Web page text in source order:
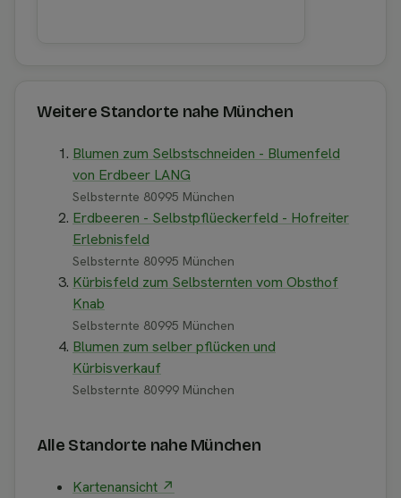
Weitere Standorte nahe München
Blumen zum Selbstschneiden - Blumenfeld
von Erdbeer LANG
Selbsternte 80995 München
Erdbeeren - Selbstpflüeckerfeld - Hofreiter
Erlebnisfeld
Selbsternte 80995 München
Kürbisfeld zum Selbsternten vom Obsthof
Knab
Selbsternte 80995 München
Blumen zum selber pflücken und
Kürbisverkauf
Selbsternte 80999 München
Alle Standorte nahe München
Kartenansicht ↗